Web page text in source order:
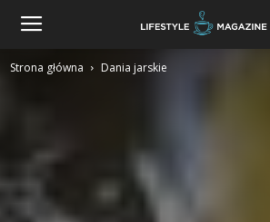
Strona główna Dania jarskie